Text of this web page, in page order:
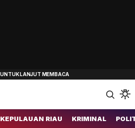
KEPULAUAN RIAU KRIMINAL